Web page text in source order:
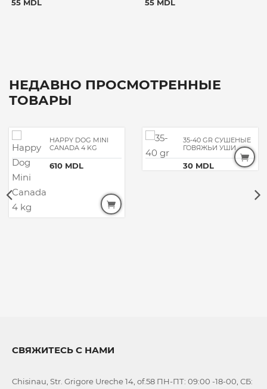
55 MDL 55 MDL
НЕДАВНО ПРОСМОТРЕННЫЕ
ТОВАРЫ
HAPPY DOG MINI
CANADA 4 KG
610 MDL
35-40 GR СУШЕНЫЕ
ГОВЯЖЬИ УШИ
30 MDL
СВЯЖИТЕСЬ С НАМИ
Chisinau, Str. Grigore Ureche 14, of.58 ПН-ПТ: 09:00 -18-00, СБ: